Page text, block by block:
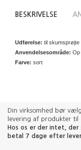
BESKRIVELSE
Udførelse: til skumsprøjte
Anvendelsesområde: Op
Farve: sort
Din virksomhed bør
levering af produkter til
Hos os er der intet, der
betal 7 dage efter